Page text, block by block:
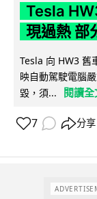
Tesla
現過熱 部
Tesla 向 HW3 舊
映自動駕駛電腦
毀，須...
閱讀全
7 分享